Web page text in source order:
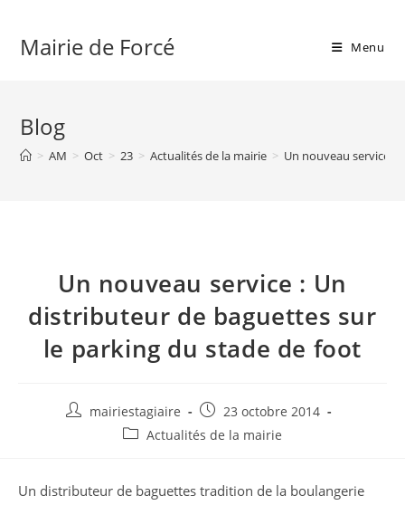
contentMairie de Forcé Menu
Blog
> AM > Oct > 23 > Actualités de la mairie > Un nouveau service :
Un nouveau service : Un
distributeur de baguettes sur
le parking du stade de foot
Auteur/autrice
mairiestagiaire
Publication
publiée :
23 octobre 2014
Post Actualités de la mairie
Un distributeur de baguettes tradition de la boulangerie